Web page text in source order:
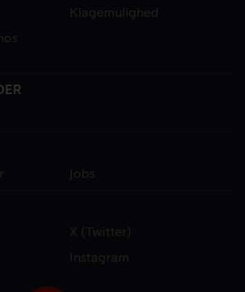
Klagemulighed
Jobs
X (Twitter)
Instagram